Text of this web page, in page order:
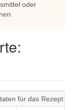
oder
für das Rezept